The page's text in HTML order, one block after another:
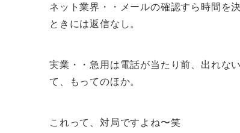
ネット業界・・メールの確認すら時間を
ときには返信なし。
実業・・急用は電話が当たり前、出れな
て、もってのほか。
これって、対局ですよね〜笑